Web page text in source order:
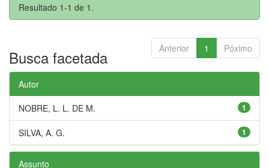
Resultado 1-1 de 1.
Anterior 1 Póximo
Busca facetada
Autor
1
NOBRE, L. L. DE M.
1
SILVA, A. G.
Assunto